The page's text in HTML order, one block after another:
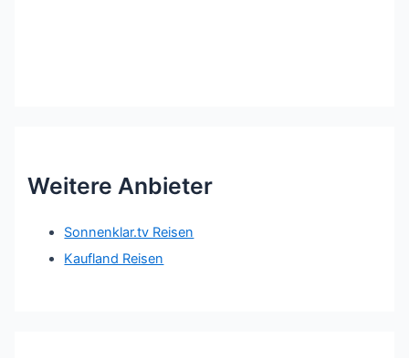
Weitere Anbieter
Sonnenklar.tv Reisen
Kaufland Reisen